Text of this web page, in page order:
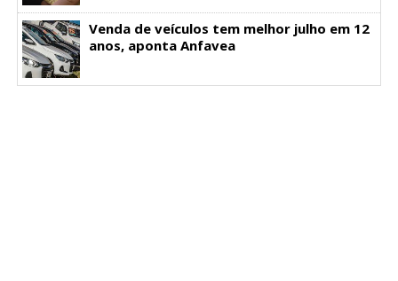
Venda de veículos tem melhor julho em 12
anos, aponta Anfavea